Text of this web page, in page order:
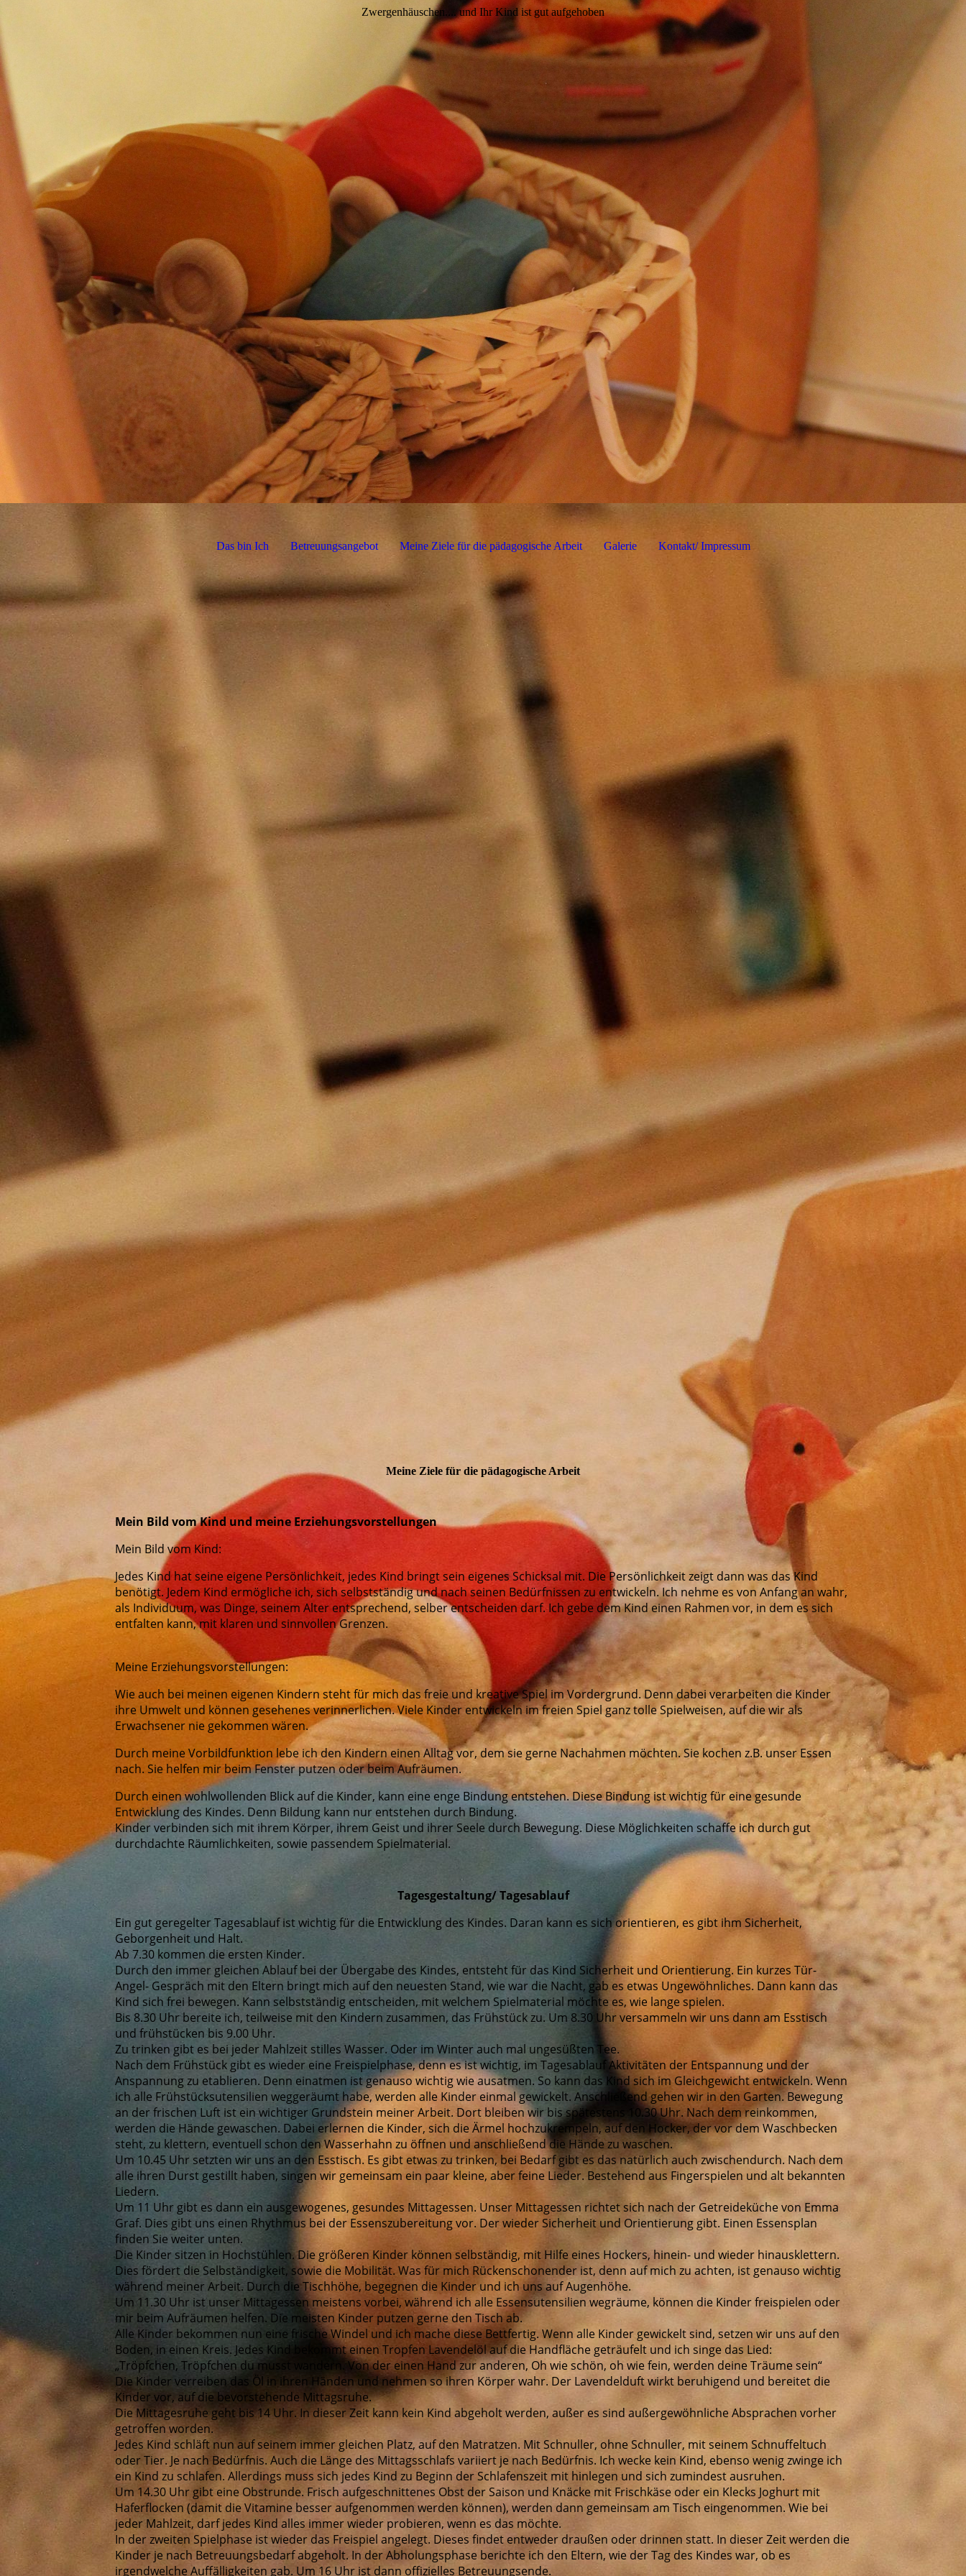
Zwergenhäuschen.... und Ihr Kind ist gut aufgehoben
Das bin Ich Betreuungsangebot Meine Ziele für die pädagogische Arbeit Galerie Kontakt/ Impressum
Meine Ziele für die pädagogische Arbeit
Mein Bild vom Kind und meine Erziehungsvorstellungen
Mein Bild vom Kind:
Jedes Kind hat seine eigene Persönlichkeit, jedes Kind bringt sein eigenes Schicksal mit. Die Persönlichkeit zeigt dann was das Kind
benötigt. Jedem Kind ermögliche ich, sich selbstständig und nach seinen Bedürfnissen zu entwickeln. Ich nehme es von Anfang an wahr,
als Individuum, was Dinge, seinem Alter entsprechend, selber entscheiden darf. Ich gebe dem Kind einen Rahmen vor, in dem es sich
entfalten kann, mit klaren und sinnvollen Grenzen.
Meine Erziehungsvorstellungen:
Wie auch bei meinen eigenen Kindern steht für mich das freie und kreative Spiel im Vordergrund. Denn dabei verarbeiten die Kinder
ihre Umwelt und können gesehenes verinnerlichen. Viele Kinder entwickeln im freien Spiel ganz tolle Spielweisen, auf die wir als
Erwachsener nie gekommen wären.
Durch meine Vorbildfunktion lebe ich den Kindern einen Alltag vor, dem sie gerne Nachahmen möchten. Sie kochen z.B. unser Essen
nach. Sie helfen mir beim Fenster putzen oder beim Aufräumen.
Durch einen wohlwollenden Blick auf die Kinder, kann eine enge Bindung entstehen. Diese Bindung ist wichtig für eine gesunde
Entwicklung des Kindes. Denn Bildung kann nur entstehen durch Bindung.
Kinder verbinden sich mit ihrem Körper, ihrem Geist und ihrer Seele durch Bewegung. Diese Möglichkeiten schaffe ich durch gut
durchdachte Räumlichkeiten, sowie passendem Spielmaterial.
Tagesgestaltung/ Tagesablauf
Ein gut geregelter Tagesablauf ist wichtig für die Entwicklung des Kindes. Daran kann es sich orientieren, es gibt ihm Sicherheit,
Geborgenheit und Halt.
Ab 7.30 kommen die ersten Kinder.
Durch den immer gleichen Ablauf bei der Übergabe des Kindes, entsteht für das Kind Sicherheit und Orientierung. Ein kurzes Tür-
Angel- Gespräch mit den Eltern bringt mich auf den neuesten Stand, wie war die Nacht, gab es etwas Ungewöhnliches. Dann kann das
Kind sich frei bewegen. Kann selbstständig entscheiden, mit welchem Spielmaterial möchte es, wie lange spielen.
Bis 8.30 Uhr bereite ich, teilweise mit den Kindern zusammen, das Frühstück zu. Um 8.30 Uhr versammeln wir uns dann am Esstisch
und frühstücken bis 9.00 Uhr.
Zu trinken gibt es bei jeder Mahlzeit stilles Wasser. Oder im Winter auch mal ungesüßten Tee.
Nach dem Frühstück gibt es wieder eine Freispielphase, denn es ist wichtig, im Tagesablauf Aktivitäten der Entspannung und der
Anspannung zu etablieren. Denn einatmen ist genauso wichtig wie ausatmen. So kann das Kind sich im Gleichgewicht entwickeln. Wenn
ich alle Frühstücksutensilien weggeräumt habe, werden alle Kinder einmal gewickelt. Anschließend gehen wir in den Garten. Bewegung
an der frischen Luft ist ein wichtiger Grundstein meiner Arbeit. Dort bleiben wir bis spätestens 10.30 Uhr. Nach dem reinkommen,
werden die Hände gewaschen. Dabei erlernen die Kinder, sich die Ärmel hochzukrempeln, auf den Hocker, der vor dem Waschbecken
steht, zu klettern, eventuell schon den Wasserhahn zu öffnen und anschließend die Hände zu waschen.
Um 10.45 Uhr setzten wir uns an den Esstisch. Es gibt etwas zu trinken, bei Bedarf gibt es das natürlich auch zwischendurch. Nach dem
alle ihren Durst gestillt haben, singen wir gemeinsam ein paar kleine, aber feine Lieder. Bestehend aus Fingerspielen und alt bekannten
Liedern.
Um 11 Uhr gibt es dann ein ausgewogenes, gesundes Mittagessen. Unser Mittagessen richtet sich nach der Getreideküche von Emma
Graf. Dies gibt uns einen Rhythmus bei der Essenszubereitung vor. Der wieder Sicherheit und Orientierung gibt. Einen Essensplan
finden Sie weiter unten.
Die Kinder sitzen in Hochstühlen. Die größeren Kinder können selbständig, mit Hilfe eines Hockers, hinein- und wieder hinausklettern.
Dies fördert die Selbständigkeit, sowie die Mobilität. Was für mich Rückenschonender ist, denn auf mich zu achten, ist genauso wichtig
während meiner Arbeit. Durch die Tischhöhe, begegnen die Kinder und ich uns auf Augenhöhe.
Um 11.30 Uhr ist unser Mittagessen meistens vorbei, während ich alle Essensutensilien wegräume, können die Kinder freispielen oder
mir beim Aufräumen helfen. Die meisten Kinder putzen gerne den Tisch ab.
Alle Kinder bekommen nun eine frische Windel und ich mache diese Bettfertig. Wenn alle Kinder gewickelt sind, setzen wir uns auf den
Boden, in einen Kreis. Jedes Kind bekommt einen Tropfen Lavendelöl auf die Handfläche geträufelt und ich singe das Lied:
„Tröpfchen, Tröpfchen du musst wandern. Von der einen Hand zur anderen, Oh wie schön, oh wie fein, werden deine Träume sein“
Die Kinder verreiben das Öl in ihren Händen und nehmen so ihren Körper wahr. Der Lavendelduft wirkt beruhigend und bereitet die
Kinder vor, auf die bevorstehende Mittagsruhe.
Die Mittagesruhe geht bis 14 Uhr. In dieser Zeit kann kein Kind abgeholt werden, außer es sind außergewöhnliche Absprachen vorher
getroffen worden.
Jedes Kind schläft nun auf seinem immer gleichen Platz, auf den Matratzen. Mit Schnuller, ohne Schnuller, mit seinem Schnuffeltuch
oder Tier. Je nach Bedürfnis. Auch die Länge des Mittagsschlafs variiert je nach Bedürfnis. Ich wecke kein Kind, ebenso wenig zwinge ich
ein Kind zu schlafen. Allerdings muss sich jedes Kind zu Beginn der Schlafenszeit mit hinlegen und sich zumindest ausruhen.
Um 14.30 Uhr gibt eine Obstrunde. Frisch aufgeschnittenes Obst der Saison und Knäcke mit Frischkäse oder ein Klecks Joghurt mit
Haferflocken (damit die Vitamine besser aufgenommen werden können), werden dann gemeinsam am Tisch eingenommen. Wie bei
jeder Mahlzeit, darf jedes Kind alles immer wieder probieren, wenn es das möchte.
In der zweiten Spielphase ist wieder das Freispiel angelegt. Dieses findet entweder draußen oder drinnen statt. In dieser Zeit werden die
Kinder je nach Betreuungsbedarf abgeholt. In der Abholungsphase berichte ich den Eltern, wie der Tag des Kindes war, ob es
irgendwelche Auffälligkeiten gab. Um 16 Uhr ist dann offizielles Betreuungsende.